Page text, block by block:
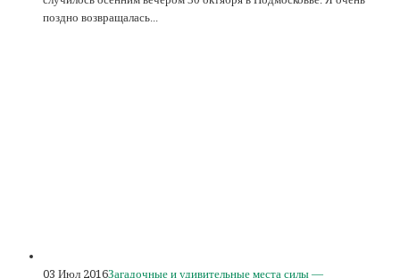
поздно возвращалась...
03 Июл 2016Загадочные и удивительные места силы —